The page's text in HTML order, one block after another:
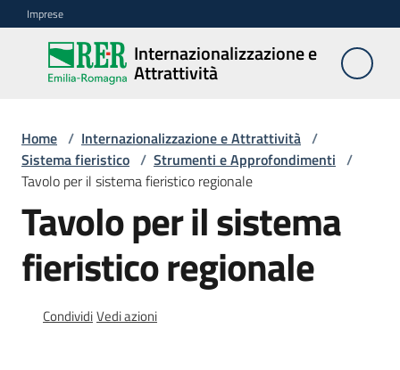
Vai al contenuto
Vai alla navigazione
Vai al footer
Imprese
Internazionalizzazione e
Attrattività
Internazionalizzazione
e Attrattività
Reti
e
Sistema
fieristico
Internazionalizzazione
Home / Internazionalizzazione e Attrattività /
Sistema fieristico / Strumenti e Approfondimenti /
Tavolo per il sistema fieristico regionale
Tavolo per il sistema
fieristico regionale
CondividiVedi azioni